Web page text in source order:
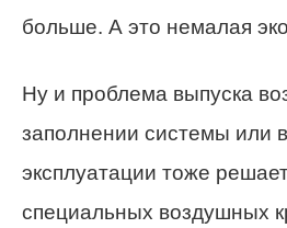
больше. А это немалая
Ну и проблема выпуска
заполнении системы или
эксплуатации тоже
специальных воздушных